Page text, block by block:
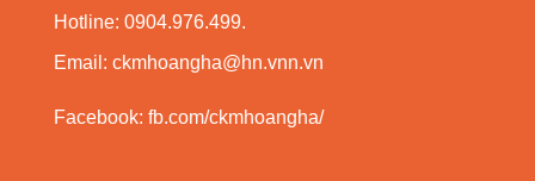
Hotline: 0904.976.499.
Email: ckmhoangha@hn.vnn.vn
Facebook: fb.com/ckmhoangha/